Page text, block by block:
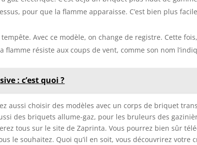
pour que la flamme apparaisse. C’est bien plus
Avec ce modèle, on change de registre. Cette
flamme résiste aux coups de vent, comme son nom
: c’est quoi ?
aussi choisir des modèles avec un corps de briquet
des briquets allume-gaz, pour les bruleurs des
tous sur le site de Zaprinta. Vous pourrez bien sûr
le souhaitez. Quoi qu’il en soit, vous découvrirez votre